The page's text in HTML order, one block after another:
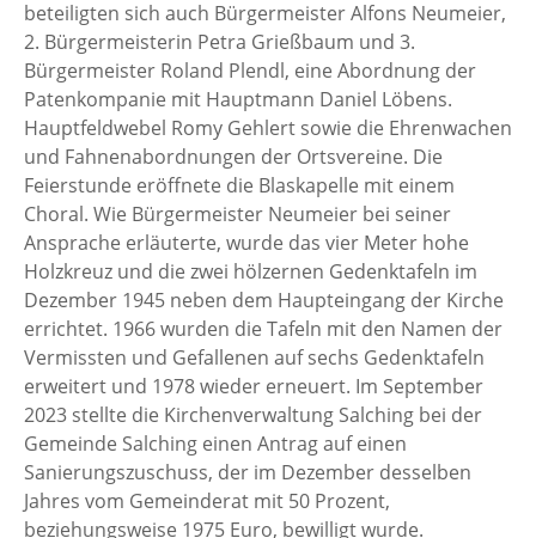
beteiligten sich auch Bürgermeister Alfons Neumeier,
2. Bürgermeisterin Petra Grießbaum und 3.
Bürgermeister Roland Plendl, eine Abordnung der
Patenkompanie mit Hauptmann Daniel Löbens.
Hauptfeldwebel Romy Gehlert sowie die Ehrenwachen
und Fahnenabordnungen der Ortsvereine. Die
Feierstunde eröffnete die Blaskapelle mit einem
Choral. Wie Bürgermeister Neumeier bei seiner
Ansprache erläuterte, wurde das vier Meter hohe
Holzkreuz und die zwei hölzernen Gedenktafeln im
Dezember 1945 neben dem Haupteingang der Kirche
errichtet. 1966 wurden die Tafeln mit den Namen der
Vermissten und Gefallenen auf sechs Gedenktafeln
erweitert und 1978 wieder erneuert. Im September
2023 stellte die Kirchenverwaltung Salching bei der
Gemeinde Salching einen Antrag auf einen
Sanierungszuschuss, der im Dezember desselben
Jahres vom Gemeinderat mit 50 Prozent,
beziehungsweise 1975 Euro, bewilligt wurde.